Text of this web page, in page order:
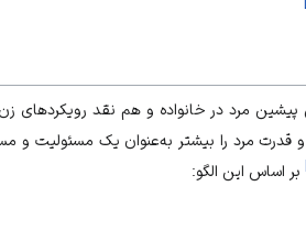
مرد در خانواده و هم نقد رویکردهای
و قدرت مرد را بیشتر به‏‌عنوان یک مسئولیت
بر اساس این الگو: